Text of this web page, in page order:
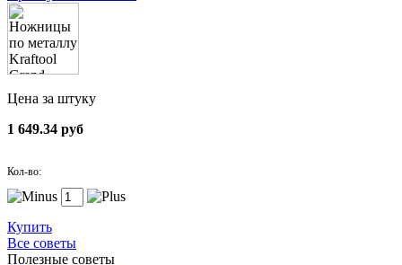
Цена за штуку
1 649.34 руб
Кол-во:
Купить
Все советы
Полезные советы